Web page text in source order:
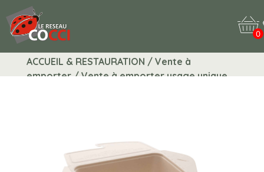
0
ACCUEIL & RESTAURATION / Vente à
emporter / Vente à emporter usage unique